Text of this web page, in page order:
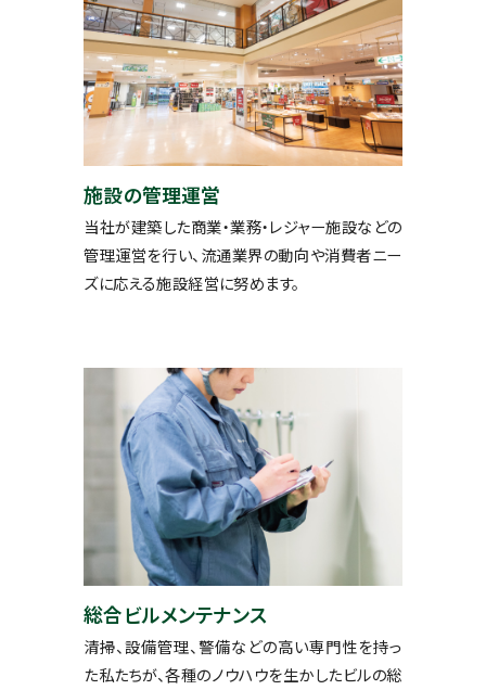
施設の管理運営
当社が建築した商業・業務・レジャー施設などの
管理運営を行い、流通業界の動向や消費者ニー
ズに応える施設経営に努めます。
総合ビルメンテナンス
清掃、設備管理、警備などの高い専門性を持っ
た私たちが、各種のノウハウを生かしたビルの総